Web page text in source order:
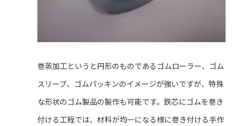
巻蒸加工というと円形のものであるゴムローラー、ゴム
スリーブ、ゴムパッキンのイメージが強いですが、特殊
な形状のゴム製品の製作も可能です。鉄芯にゴムを巻き
付ける工程では、材料が均一になる様に巻き付ける手作